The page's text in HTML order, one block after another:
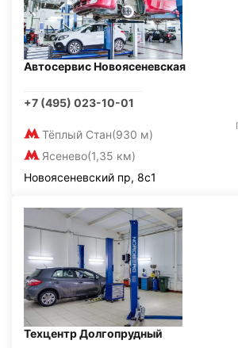
Автосервис Новоясеневская
+7 (495) 023-10-01
Тёплый Стан(930 м)
Ясенево(1,35 км)
Новоясеневский пр, 8с1
Техцентр Долгопрудный